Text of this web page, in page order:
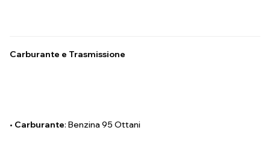
Carburante e Trasmissione
• Carburante: Benzina 95 Ottani